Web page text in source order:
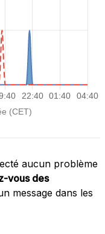
aucun problème
vous des
message dans les